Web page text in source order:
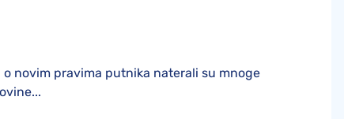
novim pravima putnika naterali su mnoge